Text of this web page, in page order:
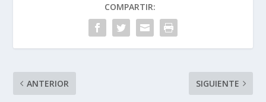
COMPARTIR:
ANTERIOR SIGUIENTE